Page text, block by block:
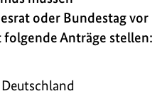
oder Bundestag vor
folgende Anträge stellen: